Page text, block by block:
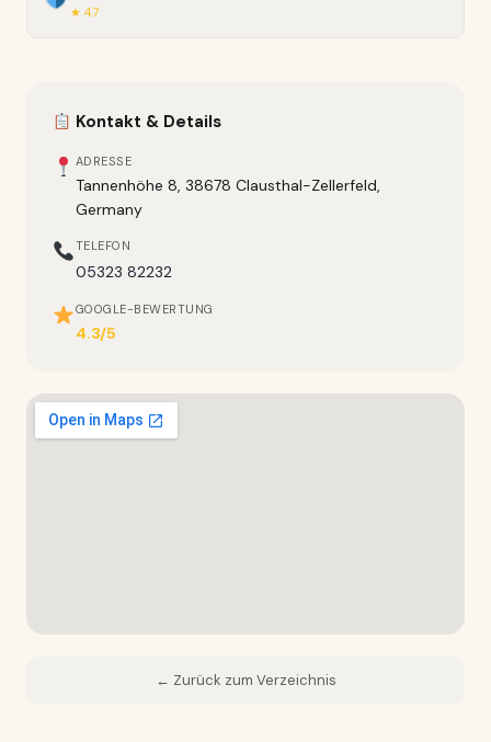
★ 4.7
Kontakt & Details
ADRESSE
Tannenhöhe 8, 38678 Clausthal-Zellerfeld,
Germany
TELEFON
05323 82232
GOOGLE-BEWERTUNG
4.3/5
← Zurück zum Verzeichnis